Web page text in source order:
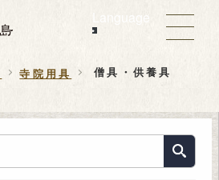
Language
寺院用具 僧具・供養具